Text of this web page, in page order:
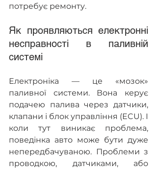
потребує ремонту.
Як проявляються електронні
несправності в паливній
системі
Електроніка — це «мозок»
паливної системи. Вона керує
подачею палива через датчики,
клапани і блок управління (ECU). І
коли тут виникає проблема,
поведінка авто може бути дуже
непередбачуваною. Проблеми з
проводкою, датчиками, або